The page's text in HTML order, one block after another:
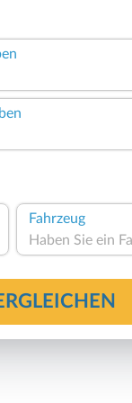
Fahrzeug